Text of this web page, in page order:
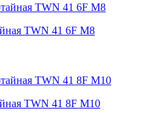
TWN 41 6F M8
TWN 41 8F M10